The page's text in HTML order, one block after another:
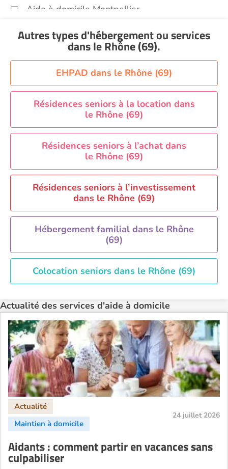
Aide à domicile Montpellier
Aide à domicile Nice
Aide à domicile Orléans
Aide à domicile Paris
Aide à domicile Perpignan
Aide à domicile Rennes
Aide à domicile Saint-Etienne
Aide à domicile Toulouse
Recherche par ville
Autres types d'hébergement ou services
dans le Rhône (69).
EHPAD dans le Rhône (69)
Résidences seniors à la location dans
le Rhône (69)
Résidences seniors à l’achat dans
le Rhône (69)
Résidences seniors à l’investissement
dans le Rhône (69)
Hébergement familial dans le Rhône
(69)
Colocation seniors dans le Rhône (69)
Actualité des services d'aide à domicile
24 juillet 2026
Aidants : comment partir en vacances sans
culpabiliser